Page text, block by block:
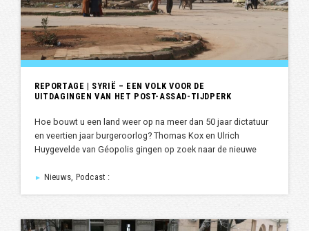
REPORTAGE | SYRIË – EEN VOLK VOOR DE
UITDAGINGEN VAN HET POST-ASSAD-TIJDPERK
Hoe bouwt u een land weer op na meer dan 50 jaar dictatuur
en veertien jaar burgeroorlog? Thomas Kox en Ulrich
Huygevelde van Géopolis gingen op zoek naar de nieuwe
► Nieuws, Podcast :